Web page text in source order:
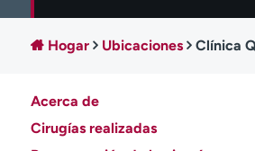
Dar
Acerca de UCHealth
Hogar Ubicaciones Clínica Quirúrgica UCHealth - Norte
Acerca de
Cirugías realizadas